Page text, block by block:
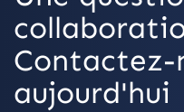
Contactez-
aujourd'hui